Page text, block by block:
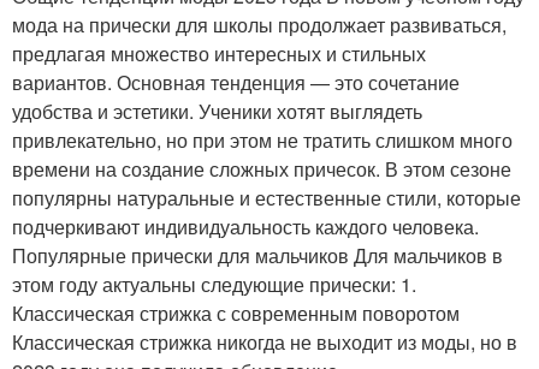
мода на прически для школы продолжает развиваться,
предлагая множество интересных и стильных
вариантов. Основная тенденция — это сочетание
удобства и эстетики. Ученики хотят выглядеть
привлекательно, но при этом не тратить слишком много
времени на создание сложных причесок. В этом сезоне
популярны натуральные и естественные стили, которые
подчеркивают индивидуальность каждого человека.
Популярные прически для мальчиков Для мальчиков в
этом году актуальны следующие прически: 1.
Классическая стрижка с современным поворотом
Классическая стрижка никогда не выходит из моды, но в